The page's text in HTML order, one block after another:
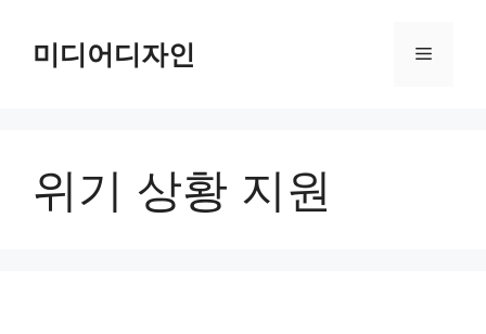
미디어디자인 메
위기 상황 지원